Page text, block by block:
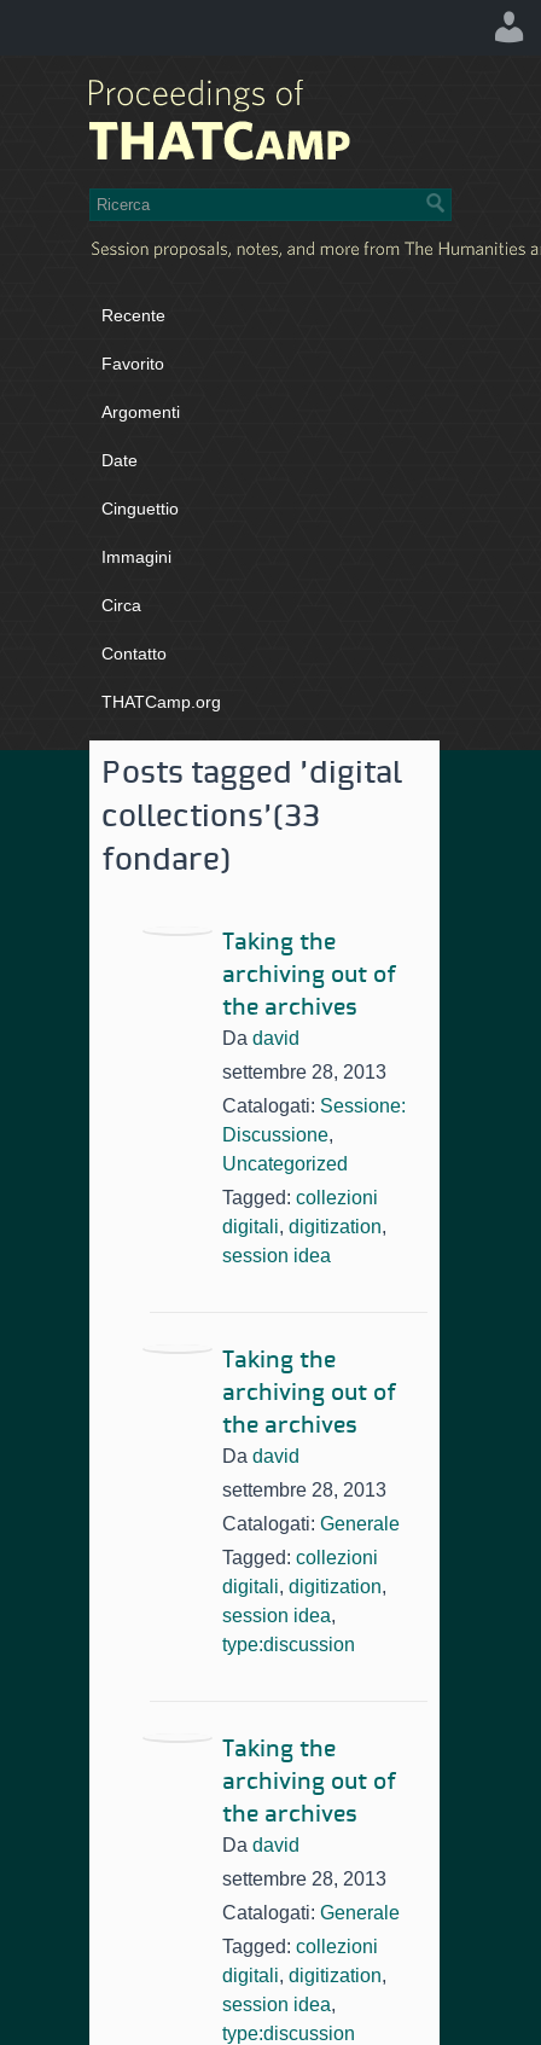
Recente
Favorito
Argomenti
Date
Cinguettio
Immagini
Circa
Contatto
THATCamp.org
Posts tagged 'digital
collections'(33
fondare)
Taking the
archiving out of
the archives
Da david
settembre 28, 2013
Catalogati: Sessione:
Discussione,
Uncategorized
Tagged: collezioni
digitali, digitization,
session idea
Taking the
archiving out of
the archives
Da david
settembre 28, 2013
Catalogati: Generale
Tagged: collezioni
digitali, digitization,
session idea,
type:discussion
Taking the
archiving out of
the archives
Da david
settembre 28, 2013
Catalogati: Generale
Tagged: collezioni
digitali, digitization,
session idea,
type:discussion